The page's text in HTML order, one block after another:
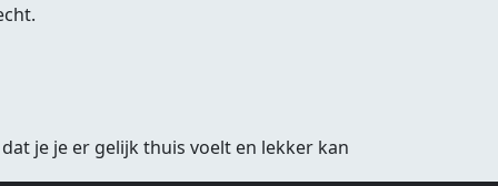
je je er gelijk thuis voelt en lekker kan